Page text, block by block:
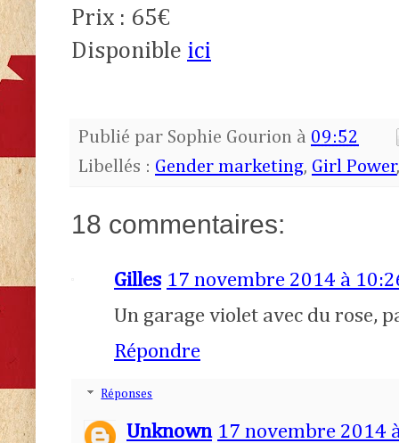
Prix : 65€
Disponible ici
Publié par Sophie Gourion à 09:52
Libellés : Gender marketing, Girl Power
18 commentaires:
Gilles 17 novembre 2014 à
Un garage violet avec du rose,
Répondre
Réponses
Unknown 17 novembre 2014